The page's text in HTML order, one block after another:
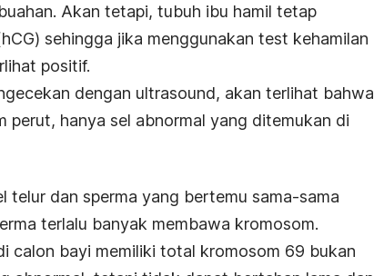
Akan tetapi, tubuh ibu hamil tetap
sehingga jika menggunakan test kehamilan
positif.
dengan ultrasound, akan terlihat bahwa
perut, hanya sel abnormal yang ditemukan di
telur dan sperma yang bertemu sama-sama
terlalu banyak membawa kromosom.
calon bayi memiliki total kromosom 69 bukan